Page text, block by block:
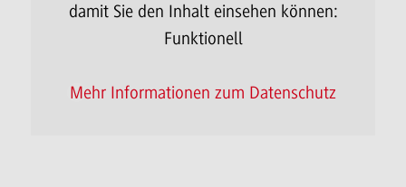
damit Sie den Inhalt einsehen können:
Funktionell
Mehr Informationen zum Datenschutz